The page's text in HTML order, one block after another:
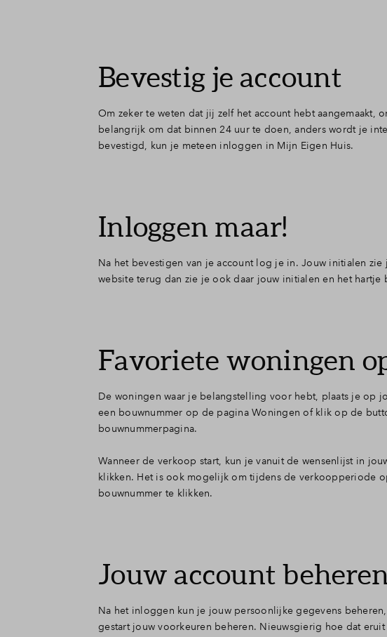
Bevestig je account
Om zeker te weten dat jij zelf het account hebt aangemaakt,
belangrijk om dat binnen 24 uur te doen, anders wordt je
bevestigd, kun je meteen inloggen in Mijn Eigen Huis.
Inloggen maar!
Na het bevestigen van je account log je in. Jouw initialen
website terug dan zie je ook daar jouw initialen en het
Favoriete woningen
De woningen waar je belangstelling voor hebt, plaats je op
een bouwnummer op de pagina Woningen of klik op de
bouwnummerpagina.
Wanneer de verkoop start, kun je vanuit de wensenlijst in
klikken. Het is ook mogelijk om tijdens de verkoopperiode
bouwnummer te klikken.
Jouw account beheren
Na het inloggen kun je jouw persoonlijke gegevens
gestart jouw voorkeuren beheren. Nieuwsgierig hoe dat